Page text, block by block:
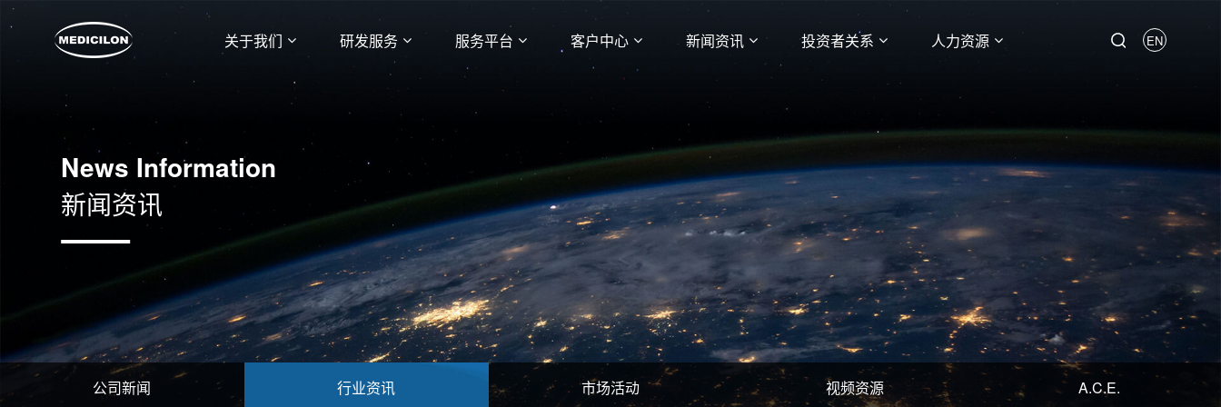
关于我们 研发服务 服务平台 客户中心 新闻资讯 投资者关系 人力资源 EN
News Information
新闻资讯
公司新闻 行业资讯 市场活动 视频资源 A.C.E.